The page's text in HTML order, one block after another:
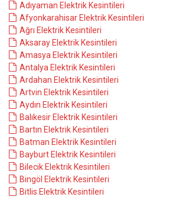
Adıyaman Elektrik Kesintileri
Afyonkarahisar Elektrik Kesintileri
Ağrı Elektrik Kesintileri
Aksaray Elektrik Kesintileri
Amasya Elektrik Kesintileri
Antalya Elektrik Kesintileri
Ardahan Elektrik Kesintileri
Artvin Elektrik Kesintileri
Aydın Elektrik Kesintileri
Balıkesir Elektrik Kesintileri
Bartın Elektrik Kesintileri
Batman Elektrik Kesintileri
Bayburt Elektrik Kesintileri
Bilecik Elektrik Kesintileri
Bingöl Elektrik Kesintileri
Bitlis Elektrik Kesintileri